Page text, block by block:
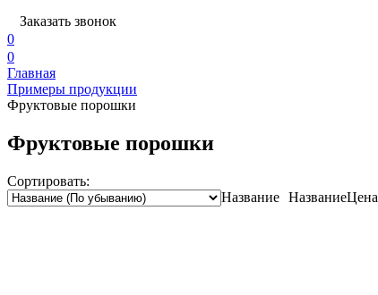
Заказать звонок
0
0
Главная
Примеры продукции
Фруктовые порошки
Фруктовые порошки
Сортировать:
Название НазваниеЦена